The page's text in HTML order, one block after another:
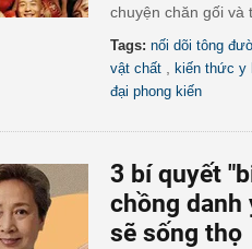
chuyện chăn gối và
Tags: nối dõi tông
vật chất
kiến thức y
đại phong kiến
3 bí quyết
chồng danh
sẽ sống thọ